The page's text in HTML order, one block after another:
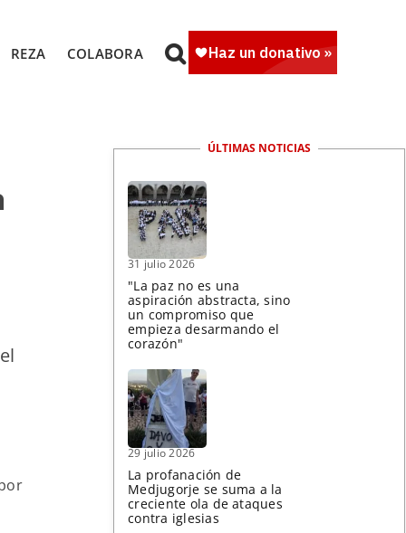
REZA COLABORA
ÚLTIMAS NOTICIAS
31 julio 2026
"La paz no es una
aspiración abstracta, sino
un compromiso que
empieza desarmando el
corazón"
29 julio 2026
La profanación de
Medjugorje se suma a la
creciente ola de ataques
contra iglesias